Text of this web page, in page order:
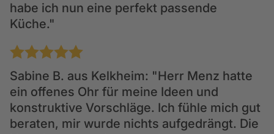
habe ich nun eine perfekt passende
Küche."
1 2 3 4 5
Sabine B. aus Kelkheim: "Herr Menz hatte
ein offenes Ohr für meine Ideen und
konstruktive Vorschläge. Ich fühle mich gut
beraten, mir wurde nichts aufgedrängt. Die